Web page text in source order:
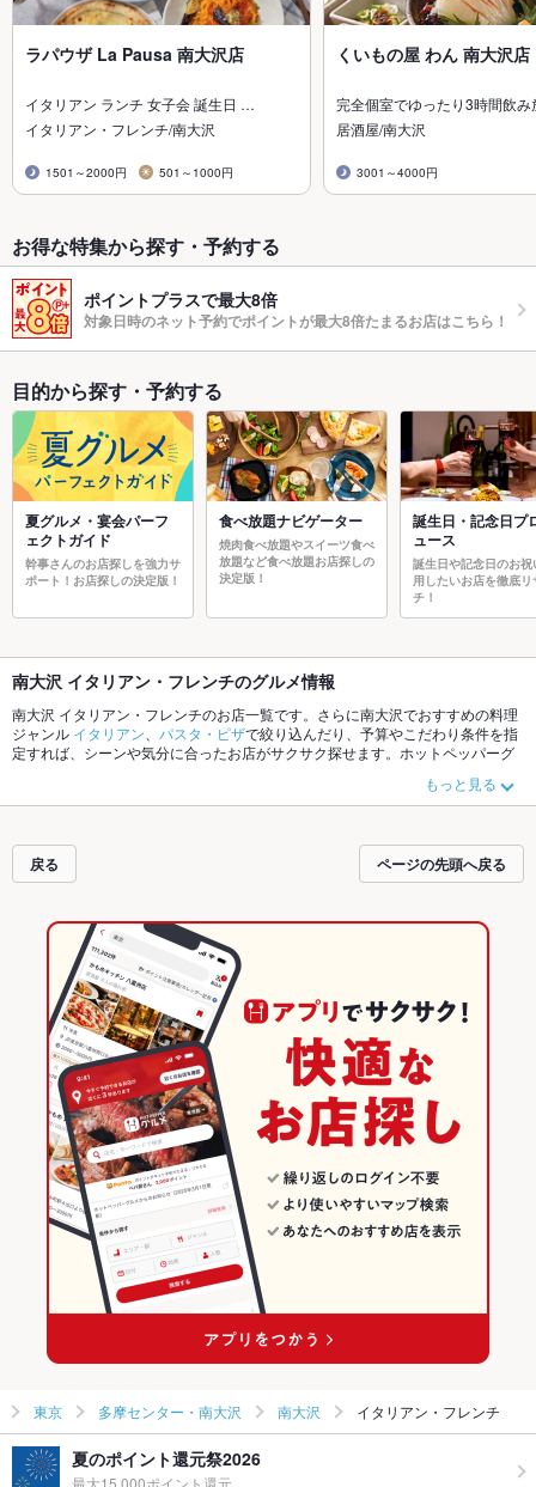
ラパウザ La Pausa 南大沢店
イタリアン ランチ 女子会 誕生日 …
イタリアン・フレンチ/南大沢
1501～2000円 501～1000円
くいもの屋 わん 南大沢店
完全個室でゆったり3時間飲み
居酒屋/南大沢
3001～4000円
お得な特集から探す・予約する
ポイントプラスで最大8倍
対象日時のネット予約でポイントが最大8倍たまるお店はこちら！
目的から探す・予約する
夏グルメ・宴会パーフ
ェクトガイド
幹事さんのお店探しを強力サ
ポート！お店探しの決定版！
食べ放題ナビゲーター
焼肉食べ放題やスイーツ食べ
放題など食べ放題お店探しの
決定版！
誕生日・記念日プ
ュース
誕生日や記念日のお祝
用したいお店を徹底リ
チ！
南大沢 イタリアン・フレンチのグルメ情報
南大沢 イタリアン・フレンチのお店一覧です。さらに南大沢でおすすめの料理
ジャンル イタリアン パスタ・ピザで絞り込んだり、予算やこだわり条件を指
定すれば、シーンや気分に合ったお店がサクサク探せます。ホットペッパーグ
すすめ料理など、お店の最新情報をご紹介しているので安心！24時間使える簡
単便利なネット予約が使えるお店も拡大中です。友達どうしの飲み会にも、会
ご利用ください。
もっと見る
戻る ページの先頭へ戻る
東京 多摩センター・南大沢 南大沢 イタリアン・フレンチ
夏のポイント還元祭2026
最大15,000ポイント還元